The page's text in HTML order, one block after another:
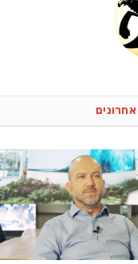
אחרונים